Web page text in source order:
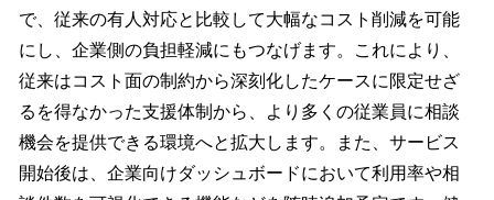
で、従来の有人対応と比較して大幅なコスト削減を可能
にし、企業側の負担軽減にもつなげます。これにより、
従来はコスト面の制約から深刻化したケースに限定せざ
るを得なかった支援体制から、より多くの従業員に相談
機会を提供できる環境へと拡大します。また、サービス
開始後は、企業向けダッシュボードにおいて利用率や相